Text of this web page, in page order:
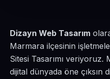
Dizayn Web Tasarım
Marmara ilçesinin
Sitesi Tasarımı veriyoruz.
dijital dünyada öne